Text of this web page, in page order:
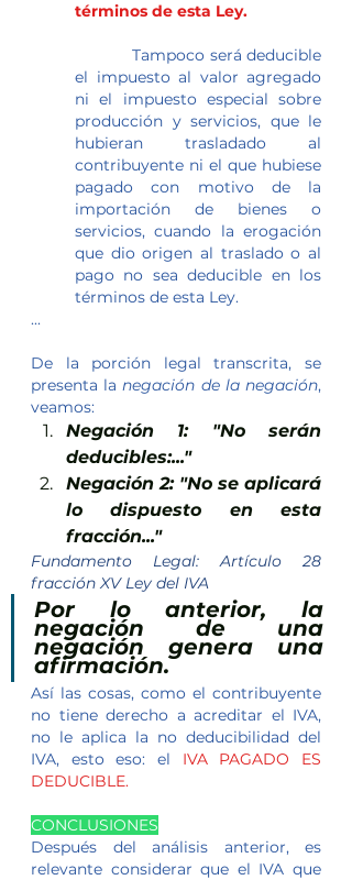
términos de esta Ley.
            Tampoco será deducible
el impuesto al valor agregado
ni el impuesto especial sobre
producción y servicios, que le
hubieran trasladado al
contribuyente ni el que hubiese
pagado con motivo de la
importación de bienes o
servicios, cuando la erogación
que dio origen al traslado o al
pago no sea deducible en los
términos de esta Ley.
...
De la porción legal transcrita, se
presenta la negación de la negación,
veamos:
Negación 1: "No serán
deducibles:..."
Negación 2: "No se aplicará
lo dispuesto en esta
fracción..."
Fundamento Legal: Artículo 28
fracción XV Ley del IVA
Por lo anterior, la
negación de una
afirmación.
Así las cosas, como el contribuyente
no tiene derecho a acreditar el IVA,
no le aplica la no deducibilidad del
IVA, esto eso: el IVA PAGADO ES
DEDUCIBLE.
CONCLUSIONES
Después del análisis anterior, es
relevante considerar que el IVA que